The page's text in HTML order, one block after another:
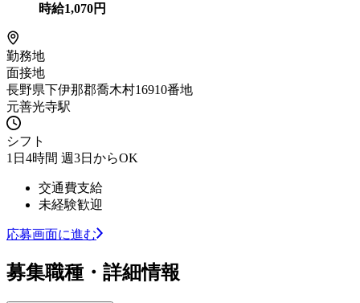
時給1,070円
勤務地
面接地
長野県下伊那郡喬木村16910番地
元善光寺駅
シフト
1日4時間 週3日からOK
交通費支給
未経験歓迎
応募画面に進む
募集職種・詳細情報